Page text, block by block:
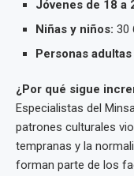
Jóvenes de 18 a
Niñas y niños: 30
Personas
¿Por qué sigue
Especialistas del
patrones culturales
tempranas y la
forman parte de los